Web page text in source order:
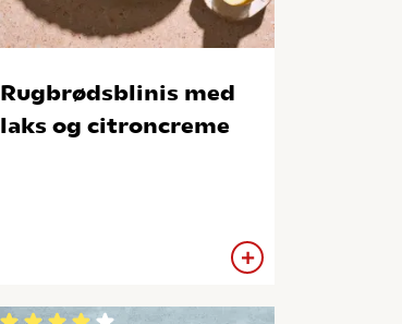
Rugbrødsblinis med
laks og citroncreme